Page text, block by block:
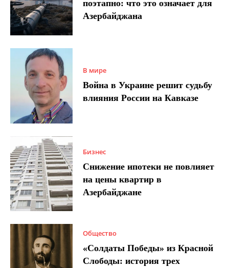
поэтапно: что это означает для
Азербайджана
В мире
Война в Украине решит судьбу
влияния России на Кавказе
Бизнес
Снижение ипотеки не повлияет
на цены квартир в
Азербайджане
Общество
«Солдаты Победы» из Красной
Слободы: история трех